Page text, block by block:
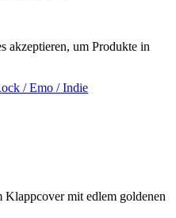
akzeptieren, um Produkte in
/ Emo / Indie
mit edlem goldenen